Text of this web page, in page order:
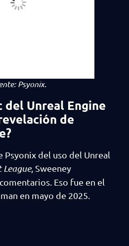
Psyonix.
del Unreal Engine
de
Psyonix del uso del Unreal
League, Sweeney
Eso fue en el
en mayo de 2025.